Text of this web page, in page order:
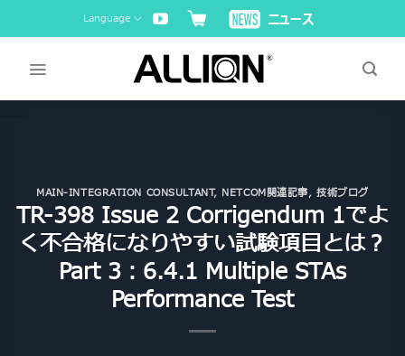
to
Language
MAIN-INTEGRATION CONSULTANT, NETCOM関連記事,技術ブログ
TR-398 Issue 2 Corrigendum 1でよ
く不合格になりやすい試験項目とは？
Part 3：6.4.1 Multiple STAs
Performance Test